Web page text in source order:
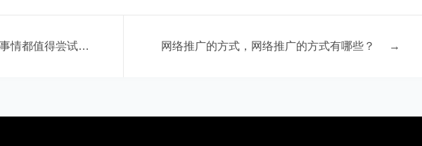
开心工作·品质生活，任何事情都值得尝试，亦都能成功！ 网络推广的方式，网络推广的方式有哪些？ →